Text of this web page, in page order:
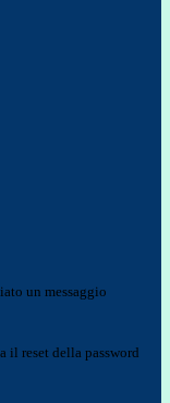
un messaggio
il reset della password